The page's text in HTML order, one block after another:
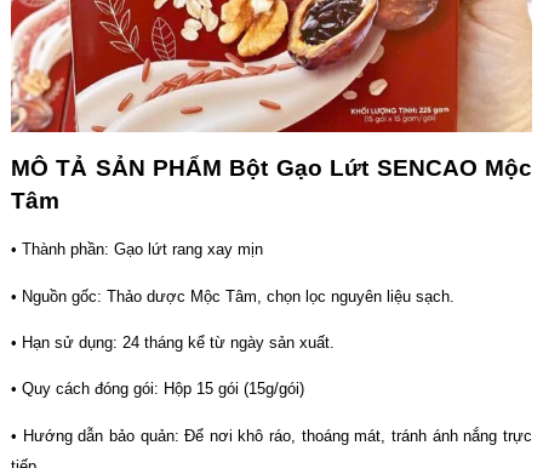
MÔ TẢ SẢN PHẨM Bột Gạo Lứt SENCAO Mộc
Tâm
• Thành phần: Gạo lứt rang xay mịn
• Nguồn gốc: Thảo dược Mộc Tâm, chọn lọc nguyên liệu sạch.
• Hạn sử dụng: 24 tháng kể từ ngày sản xuất.
• Quy cách đóng gói: Hộp 15 gói (15g/gói)
• Hướng dẫn bảo quản: Để nơi khô ráo, thoáng mát, tránh ánh nắng trực